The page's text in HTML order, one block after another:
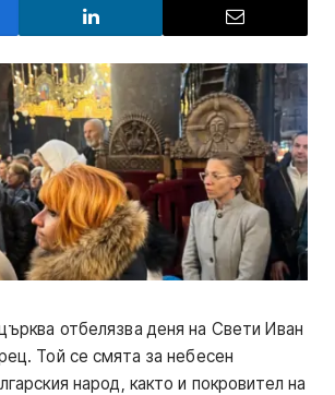
отбелязва деня на Свети Иван
Той се смята за небесен
народ, както и покровител на